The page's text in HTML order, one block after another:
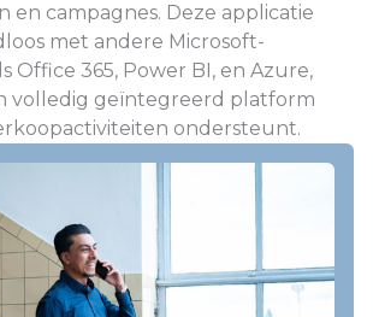
en campagnes. Deze applicatie
met andere Microsoft-
Office 365, Power BI, en Azure,
volledig geïntegreerd platform
ondersteunt.